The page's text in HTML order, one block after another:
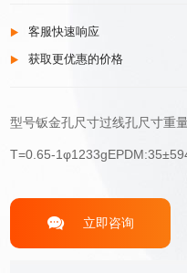
客服快速响应
获取更优惠的价格
型号钣金孔尺寸过线孔尺
T=0.65-
立即咨询